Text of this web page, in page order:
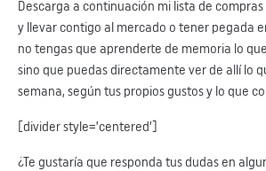
Descarga a continuación mi lista de
y llevar contigo al mercado o tener pegada
no tengas que aprenderte de memoria lo
sino que puedas directamente ver de allí lo
semana, según tus propios gustos y lo que
[divider style=’centered’]
¿Te gustaría que responda tus dudas en